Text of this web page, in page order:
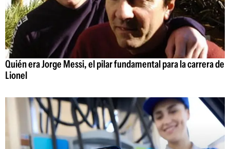
Quién era Jorge Messi, el pilar fundamental para la carrera de
Lionel